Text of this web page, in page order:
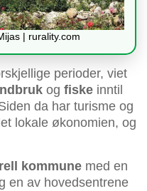
| rurality.com
perioder, viet
og fiske inntil
da har turisme og
lokale økonomien, og
kommune med en
en av hovedsentrene